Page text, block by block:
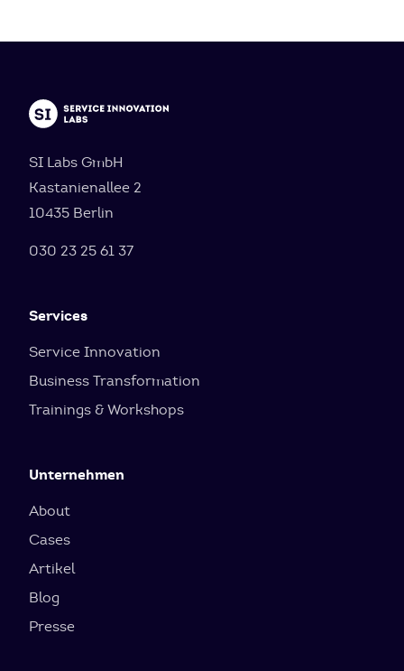
SI Labs GmbH
Kastanienallee 2
10435 Berlin
030 23 25 61 37
Services
Service Innovation
Business Transformation
Trainings & Workshops
Unternehmen
About
Cases
Artikel
Blog
Presse